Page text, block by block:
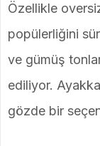
Özellikle
popülerliğini
ve gümüş
ediliyor.
gözde bir